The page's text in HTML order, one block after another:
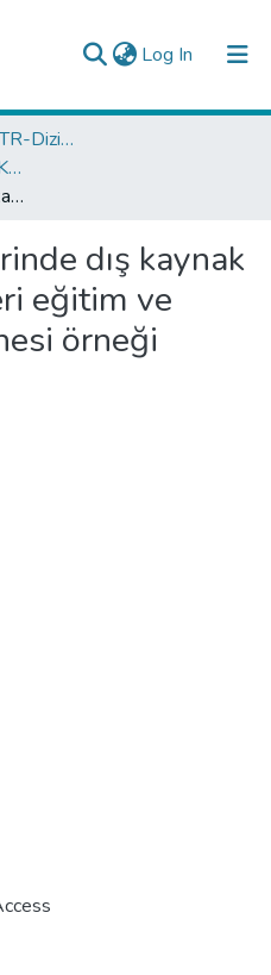
Log In (current)
Araştırma Çıktıları | TR-Dizin | WoS | Scopus | PubMed
TR-Dizin İndeksli Yayınlar Koleksiyonu
Kamu hastanelerinde dış kaynak kullanımı: Kayseri eğitim ve araştırma hastanesi örneği
dış kaynak
eğitim ve
örneği